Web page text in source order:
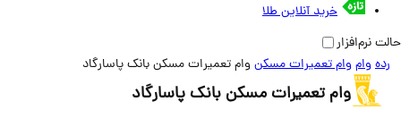
خرید آنلاین طلا
وام وام تعمیرات مسکنوام تعمیرات مسکن بانک پاسارگاد
وام تعمیرات مسکن بانک پاسارگاد